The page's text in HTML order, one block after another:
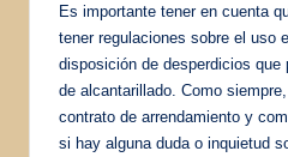
Es importante tener en cuenta
tener regulaciones sobre el uso
disposición de desperdicios
de alcantarillado. Como
contrato de arrendamiento y
si hay alguna duda o inquietud